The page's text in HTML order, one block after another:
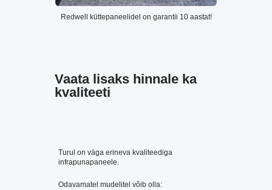
Redwell küttepaneelidel on garantii 10 aastat!
Vaata lisaks hinnale ka
kvaliteeti
Turul on väga erineva kvaliteediga
infrapunapaneele.
Odavamatel mudelitel võib olla: